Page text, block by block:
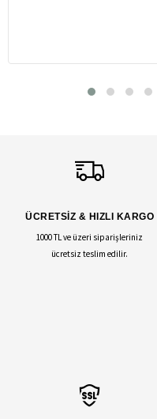
ÜCRETSİZ & HIZLI KARGO
1000 TL ve üzeri siparişleriniz
ücretsiz teslim edilir.